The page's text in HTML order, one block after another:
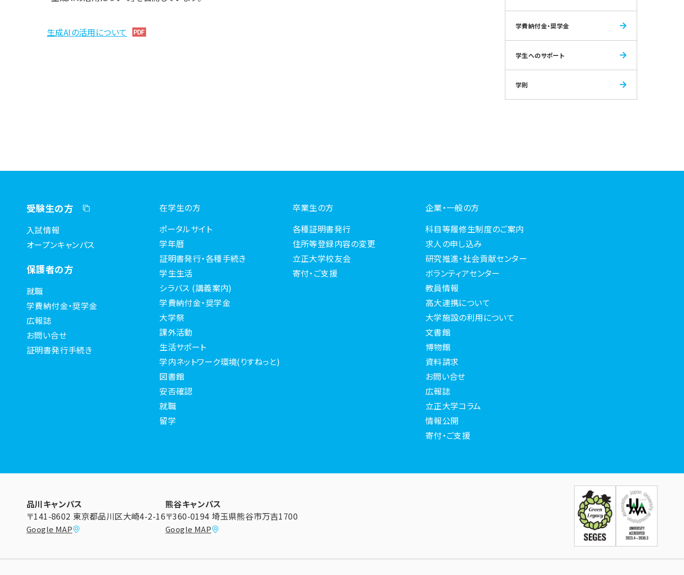
学費納付金・奨学金
学生へのサポート
学則
生成AIの活用について
受験生の方
入試情報
オープンキャンパス
保護者の方
就職
学費納付金・奨学金
広報誌
お問い合せ
証明書発行手続き
在学生の方
ポータルサイト
学年暦
証明書発行・各種手続き
学生生活
シラバス (講義案内)
学費納付金・奨学金
大学祭
課外活動
生活サポート
学内ネットワーク環境(りすねっと)
図書館
安否確認
就職
留学
卒業生の方
各種証明書発行
住所等登録内容の変更
立正大学校友会
寄付・ご支援
企業・一般の方
科目等履修生制度のご案内
求人の申し込み
研究推進・社会貢献センター
ボランティアセンター
教員情報
高大連携について
大学施設の利用について
文書館
博物館
資料請求
お問い合せ
広報誌
立正大学コラム
情報公開
寄付・ご支援
品川キャンパス
〒141-8602 東京都品川区大崎4-2-16
Google MAP
熊谷キャンパス
〒360-0194 埼玉県熊谷市万吉1700
Google MAP